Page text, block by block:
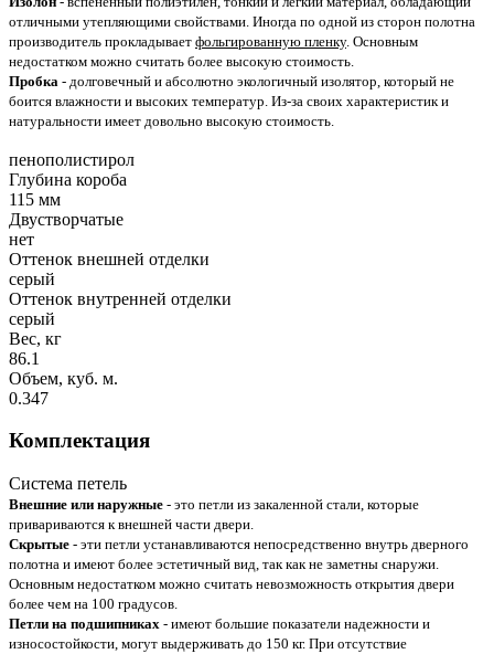
отличными утепляющими свойствами. Иногда по одной из сторон полотна
производитель прокладывает фольгированную пленку. Основным
недостатком можно считать более высокую стоимость.
Пробка - долговечный и абсолютно экологичный изолятор, который не
боится влажности и высоких температур. Из-за своих характеристик и
натуральности имеет довольно высокую стоимость.
пенополистирол
Глубина короба
115 мм
Двустворчатые
нет
Оттенок внешней отделки
серый
Оттенок внутренней отделки
серый
Вес, кг
86.1
Объем, куб. м.
0.347
Комплектация
Система петель
Внешние или наружные - это петли из закаленной стали, которые
привариваются к внешней части двери.
Скрытые - эти петли устанавливаются непосредственно внутрь дверного
полотна и имеют более эстетичный вид, так как не заметны снаружи.
Основным недостатком можно считать невозможность открытия двери
более чем на 100 градусов.
Петли на подшипниках - имеют большие показатели надежности и
износостойкости, могут выдерживать до 150 кг. При отсутствие